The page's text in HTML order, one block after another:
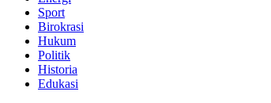
Sport
Birokrasi
Hukum
Politik
Historia
Edukasi